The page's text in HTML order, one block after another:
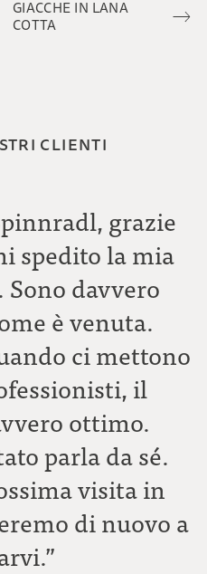
GIACCHE IN LANA
COTTA
CLIENTI
grazie
spedito la mia
Sono davvero
è venuta.
ci mettono
il
ottimo.
parla da sé.
visita in
di nuovo a